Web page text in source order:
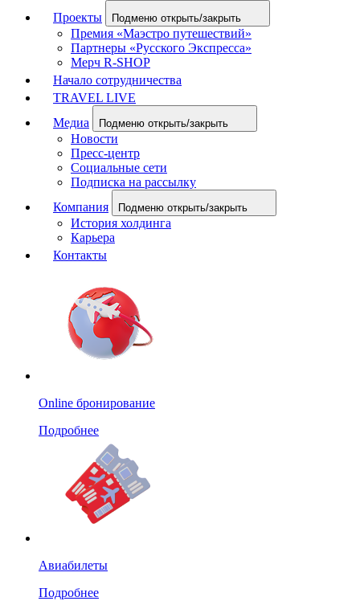
Проекты
Подменю открыть/закрыть
Премия «Маэстро путешествий»
Партнеры «Русского Экспресса»
Мерч R-SHOP
Начало сотрудничества
TRAVEL LIVE
Медиа
Подменю открыть/закрыть
Новости
Пресс-центр
Социальные сети
Подписка на рассылку
Компания
Подменю открыть/закрыть
История холдинга
Карьера
Контакты
Online бронирование
Подробнее
Авиабилеты
Подробнее